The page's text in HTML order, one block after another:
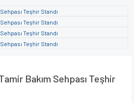
Bakım Sehpası Teşhir